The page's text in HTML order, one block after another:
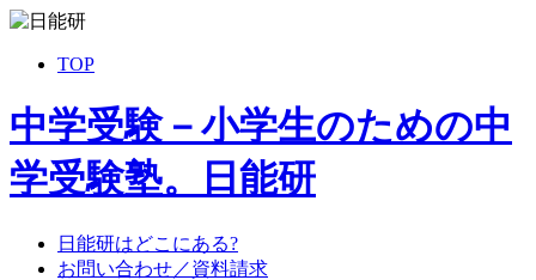
TOP
中学受験－小学生のための中
学受験塾。日能研
日能研はどこにある?
お問い合わせ／資料請求